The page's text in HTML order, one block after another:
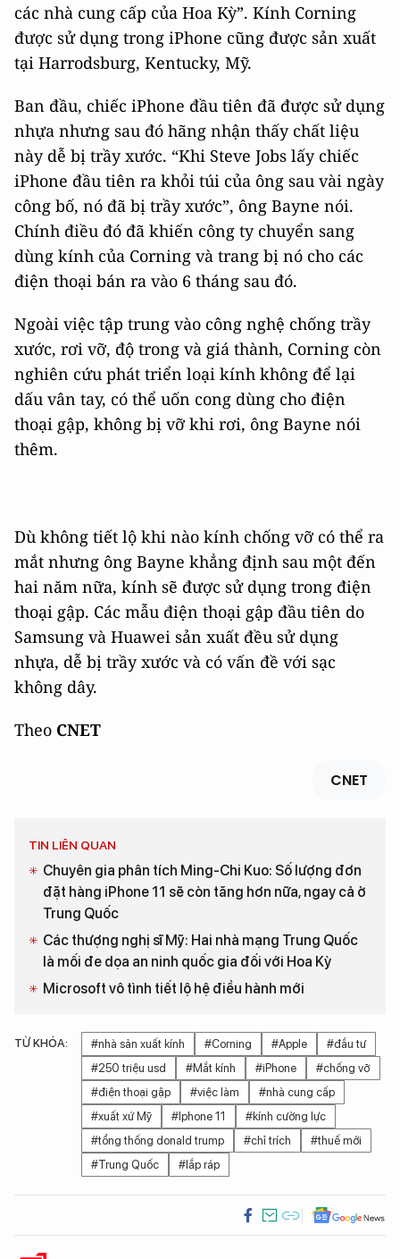
các nhà cung cấp của Hoa Kỳ”. Kính Corning
được sử dụng trong iPhone cũng được sản xuất
tại Harrodsburg, Kentucky, Mỹ.
Ban đầu, chiếc iPhone đầu tiên đã được sử dụng
nhựa nhưng sau đó hãng nhận thấy chất liệu
này dễ bị trầy xước. “Khi Steve Jobs lấy chiếc
iPhone đầu tiên ra khỏi túi của ông sau vài ngày
công bố, nó đã bị trầy xước”, ông Bayne nói.
Chính điều đó đã khiến công ty chuyển sang
dùng kính của Corning và trang bị nó cho các
điện thoại bán ra vào 6 tháng sau đó.
Ngoài việc tập trung vào công nghệ chống trầy
xước, rơi vỡ, độ trong và giá thành, Corning còn
nghiên cứu phát triển loại kính không để lại
dấu vân tay, có thể uốn cong dùng cho điện
thoại gập, không bị vỡ khi rơi, ông Bayne nói
thêm.
Dù không tiết lộ khi nào kính chống vỡ có thể ra
mắt nhưng ông Bayne khẳng định sau một đến
hai năm nữa, kính sẽ được sử dụng trong điện
thoại gập. Các mẫu điện thoại gập đầu tiên do
Samsung và Huawei sản xuất đều sử dụng
nhựa, dễ bị trầy xước và có vấn đề với sạc
không dây.
Theo CNET
CNET
TIN LIÊN QUAN
Chuyên gia phân tích Ming-Chi Kuo: Số lượng đơn
đặt hàng iPhone 11 sẽ còn tăng hơn nữa, ngay cả ở
Trung Quốc
Các thượng nghị sĩ Mỹ: Hai nhà mạng Trung Quốc
là mối đe dọa an ninh quốc gia đối với Hoa Kỳ
Microsoft vô tình tiết lộ hệ điều hành mới
TỪ KHÓA: #nhà sản xuất kính #Corning #Apple
#đầu tư
#250 triệu usd
#Mắt kính #iPhone
#chống vỡ
#điện thoại gập
#việc làm
#nhà cung cấp
#xuất xứ Mỹ
#Iphone 11
#kính cường lực
#tổng thống donald trump
#chỉ trích
#thuế mới
#Trung Quốc
#lắp ráp